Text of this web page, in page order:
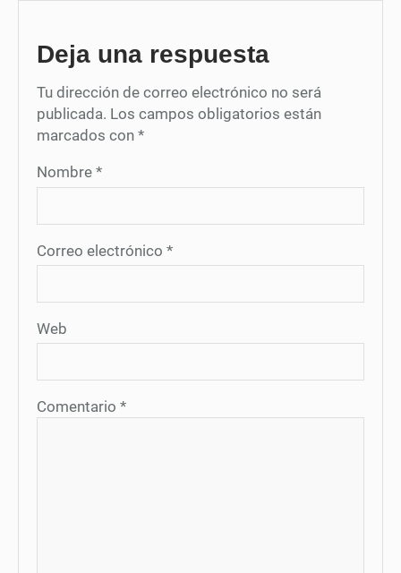
Deja una respuesta
Tu dirección de correo electrónico no será
publicada. Los campos obligatorios están
marcados con *
Nombre *
Correo electrónico *
Web
Comentario *